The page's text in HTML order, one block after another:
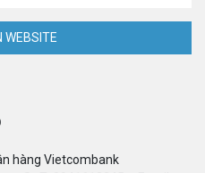
WEBSITE
hàng Vietcombank